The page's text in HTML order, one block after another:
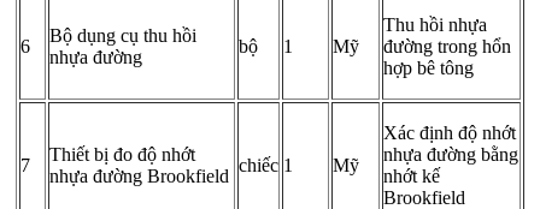
6
Bộ dụng cụ thu hồi
nhựa đường
bộ 1 Mỹ
Thu hồi nhựa
đường trong hổn
hợp bê tông
7
Thiết bị đo độ nhớt
nhựa đường Brookfield
chiếc 1 Mỹ
Xác định độ nhớt
nhựa đường bằng
nhớt kế
Brookfield